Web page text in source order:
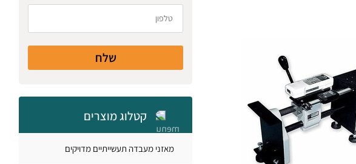
שלח
קטלוג מוצרים
מאזני מעבדה תעשייתיים מדויקים